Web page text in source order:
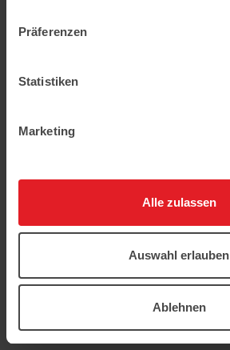
Präferenzen
Statistiken
Marketing
Alle zulassen
Auswahl erlauben
Ablehnen